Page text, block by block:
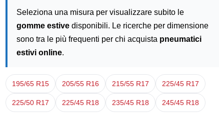
Seleziona una misura per visualizzare subito le
gomme estivedisponibili. Le ricerche per dimensione
sono tra le più frequenti per chi acquista pneumatici
estivi online.
195/65 R15 205/55 R16 215/55 R17 225/45 R17
225/50 R17 225/45 R18 235/45 R18 245/45 R18